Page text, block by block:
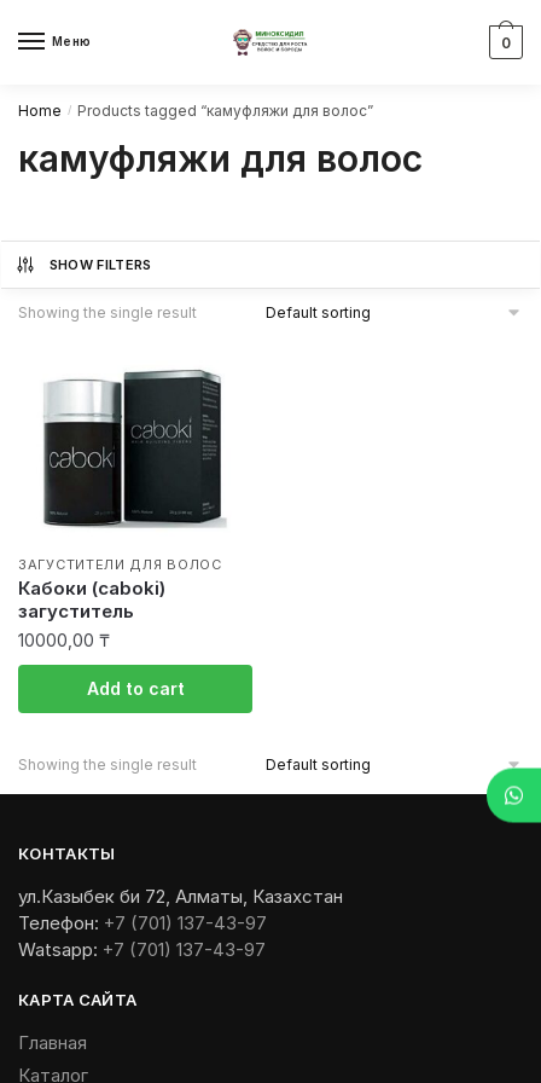
Меню 0
Home / Products tagged “камуфляжи для волос”
камуфляжи для волос
SHOW FILTERS
Showing the single result
ЗАГУСТИТЕЛИ ДЛЯ ВОЛОС
Кабоки (caboki)
загуститель
10000,00 ₸
Add to cart
Showing the single result
КОНТАКТЫ
ул.Казыбек би 72, Алматы, Казахстан
Телефон: +7 (701) 137-43-97
Watsapp: +7 (701) 137-43-97
КАРТА САЙТА
Главная
Каталог